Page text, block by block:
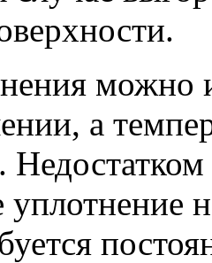
можно
а
уплотнение